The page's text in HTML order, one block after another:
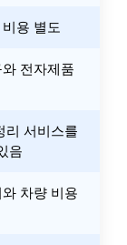
용 별도
전자제품
리 서비스를
음
차량 비용